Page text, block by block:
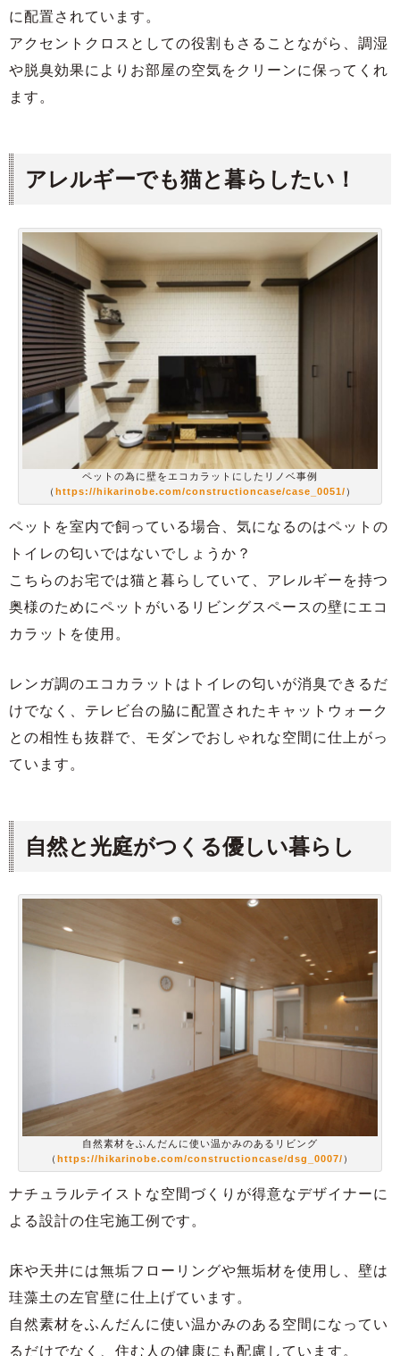
に配置されています。
アクセントクロスとしての役割もさることながら、調湿
や脱臭効果によりお部屋の空気をクリーンに保ってくれ
ます。
アレルギーでも猫と暮らしたい！
ペットの為に壁をエコカラットにしたリノベ事例
（ https://hikarinobe.com/constructioncase/case_0051/ ）
ペットを室内で飼っている場合、気になるのはペットの
トイレの匂いではないでしょうか？
こちらのお宅では猫と暮らしていて、アレルギーを持つ
奥様のためにペットがいるリビングスペースの壁にエコ
カラットを使用。
レンガ調のエコカラットはトイレの匂いが消臭できるだ
けでなく、テレビ台の脇に配置されたキャットウォーク
との相性も抜群で、モダンでおしゃれな空間に仕上がっ
ています。
自然と光庭がつくる優しい暮らし
自然素材をふんだんに使い温かみのあるリビング
（ https://hikarinobe.com/constructioncase/dsg_0007/ ）
ナチュラルテイストな空間づくりが得意なデザイナーに
よる設計の住宅施工例です。
床や天井には無垢フローリングや無垢材を使用し、壁は
珪藻土の左官壁に仕上げています。
自然素材をふんだんに使い温かみのある空間になってい
るだけでなく、住む人の健康にも配慮しています。